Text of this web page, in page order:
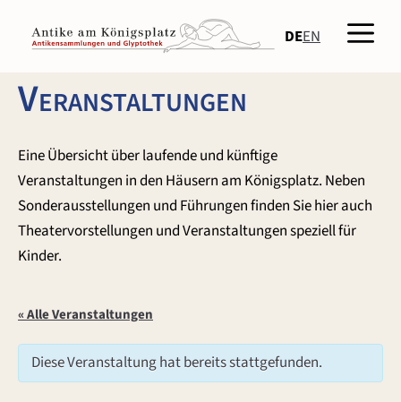
Inhalt
springen
DEEN
Veranstaltungen
Eine Übersicht über laufende und künftige
Veranstaltungen in den Häusern am Königsplatz. Neben
Sonderausstellungen und Führungen finden Sie hier auch
Theatervorstellungen und Veranstaltungen speziell für
Kinder.
« Alle Veranstaltungen
Diese Veranstaltung hat bereits stattgefunden.